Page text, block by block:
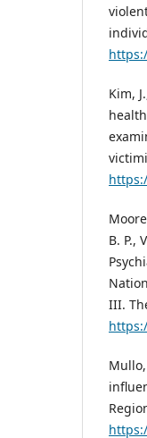
Kim,
B. P.,
III.